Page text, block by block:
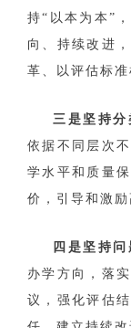
持“以本为本”
向、持续改进
革、以评估标
三是坚持分
依据不同层次
学水平和质量
价，引导和激励
四是坚持问
办学方向，落
议，强化评估